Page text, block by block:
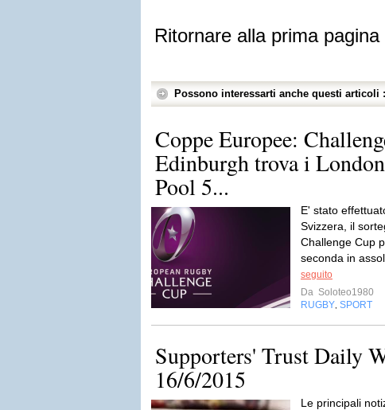
Ritornare alla prima pagina
Possono interessarti anche questi articoli :
Coppe Europee:
Edinburgh trova i
Pool 5...
E' stato
Svizzera, il
Challenge Cup
seconda in
seguito
Da Soloteo1980
RUGBY SPORT
Supporters' Trust Daily
16/6/2015
Le principali